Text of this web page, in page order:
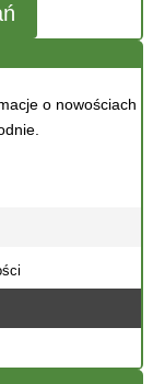
o nowościach